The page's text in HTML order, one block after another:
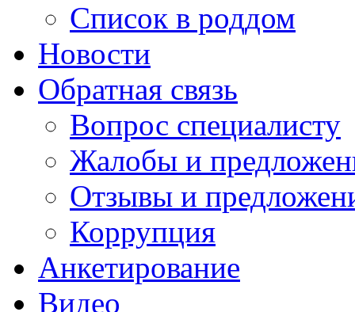
Список в роддом
Новости
Обратная связь
Вопрос специалисту
Жалобы и
Отзывы и
Коррупция
Анкетирование
Видео